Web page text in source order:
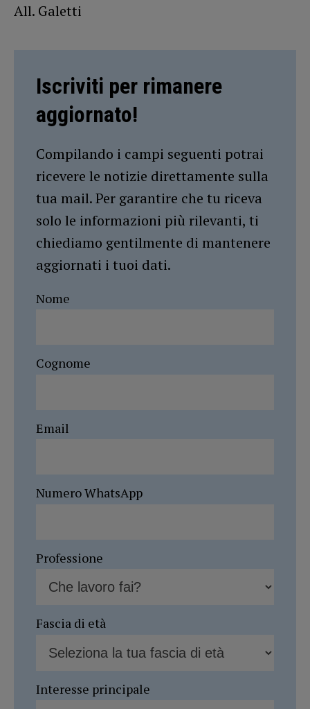
All. Galetti
Iscriviti per rimanere
aggiornato!
Compilando i campi seguenti potrai
ricevere le notizie direttamente sulla
tua mail. Per garantire che tu riceva
solo le informazioni più rilevanti, ti
chiediamo gentilmente di mantenere
aggiornati i tuoi dati.
Nome
Cognome
Email
Numero WhatsApp
Professione
Fascia di età
Interesse principale